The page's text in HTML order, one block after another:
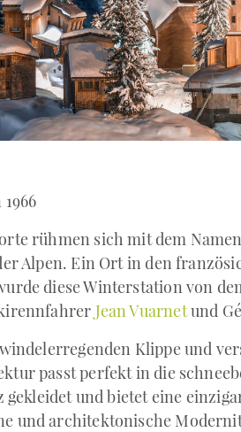
rühmen sich mit dem
Alpen. Ein Ort in den
diese Winterstation von
Jean Vuarnetund
Klippe und
passt perfekt in die
und bietet eine
und architektonische